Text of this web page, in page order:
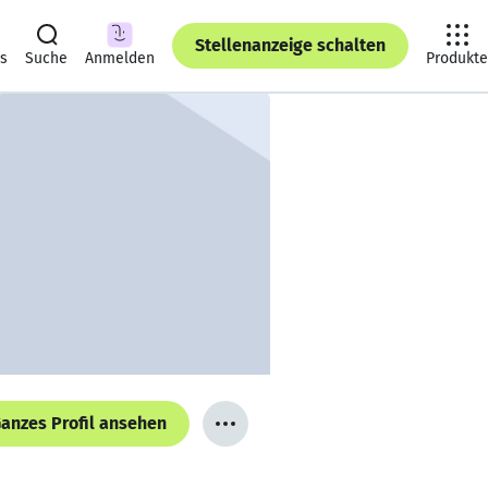
Suche Anmelden
Stellenanzeige schalten
Produkte
Profil ansehen